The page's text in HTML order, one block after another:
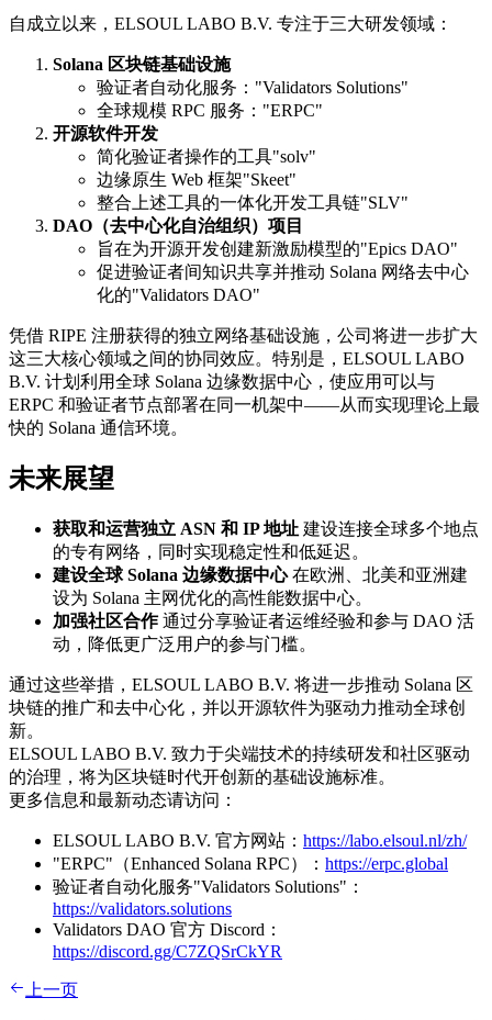
自成立以来，ELSOUL LABO B.V. 专注于三大研发领域：
Solana 区块链基础设施
验证者自动化服务："Validators Solutions"
全球规模 RPC 服务："ERPC"
开源软件开发
简化验证者操作的工具"solv"
边缘原生 Web 框架"Skeet"
整合上述工具的一体化开发工具链"SLV"
DAO（去中心化自治组织）项目
旨在为开源开发创建新激励模型的"Epics DAO"
促进验证者间知识共享并推动 Solana 网络去中心
化的"Validators DAO"
凭借 RIPE 注册获得的独立网络基础设施，公司将进一步扩大
这三大核心领域之间的协同效应。特别是，ELSOUL LABO
B.V. 计划利用全球 Solana 边缘数据中心，使应用可以与
ERPC 和验证者节点部署在同一机架中——从而实现理论上最
快的 Solana 通信环境。
未来展望
获取和运营独立 ASN 和 IP 地址 建设连接全球多个地点
的专有网络，同时实现稳定性和低延迟。
建设全球 Solana 边缘数据中心在欧洲、北美和亚洲建
设为 Solana 主网优化的高性能数据中心。
加强社区合作通过分享验证者运维经验和参与 DAO 活
动，降低更广泛用户的参与门槛。
通过这些举措，ELSOUL LABO B.V. 将进一步推动 Solana 区
块链的推广和去中心化，并以开源软件为驱动力推动全球创
新。
ELSOUL LABO B.V. 致力于尖端技术的持续研发和社区驱动
的治理，将为区块链时代开创新的基础设施标准。
更多信息和最新动态请访问：
ELSOUL LABO B.V. 官方网站： https://labo.elsoul.nl/zh/
"ERPC"（Enhanced Solana RPC）： https://erpc.global
验证者自动化服务"Validators Solutions"：
https://validators.solutions
Validators DAO 官方 Discord：
https://discord.gg/C7ZQSrCkYR
上一页